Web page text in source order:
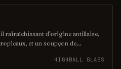
rafraîchissant d'origine antillaise,
et un soupçon de
siroter lors d'une chaude
HIGHBALL GLASS